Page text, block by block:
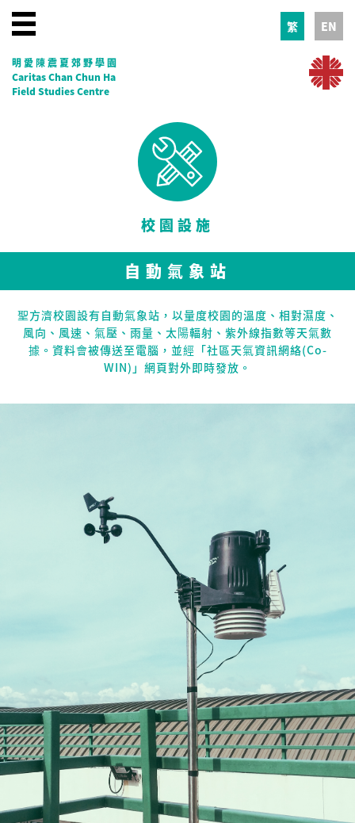
繁 EN
明愛陳震夏郊野學園
Caritas Chan Chun Ha
Field Studies Centre
校園設施
自動氣象站
聖方濟校園設有自動氣象站，以量度校園的溫度、相對濕度、
風向、風速、氣壓、雨量、太陽輻射、紫外線指數等天氣數
據。資料會被傳送至電腦，並經「社區天氣資訊網絡(Co-
WIN)」網頁對外即時發放。